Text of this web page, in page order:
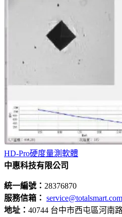
HD-Pro硬度量測軟體
中惠科技有限公司
統一編號： 28376870
服務信箱：
地址： 40744 台中市西屯區河南